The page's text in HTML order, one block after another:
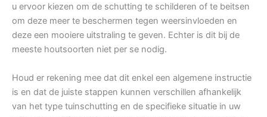
u ervoor kiezen om de schutting te schilderen of te beitsen
om deze meer te beschermen tegen weersinvloeden en
deze een mooiere uitstraling te geven. Echter is dit bij de
meeste houtsoorten niet per se nodig.
Houd er rekening mee dat dit enkel een algemene instructie
is en dat de juiste stappen kunnen verschillen afhankelijk
van het type tuinschutting en de specifieke situatie in uw